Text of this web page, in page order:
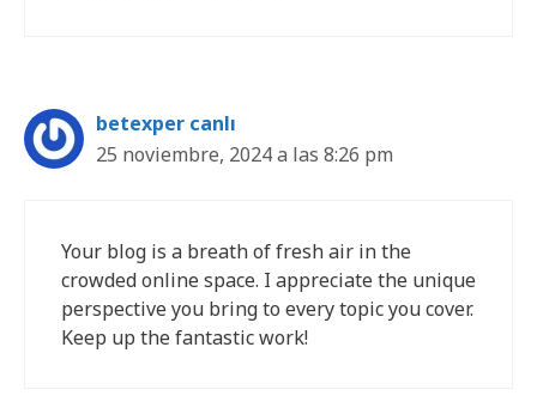
betexper canlı
25 noviembre, 2024 a las 8:26 pm
Your blog is a breath of fresh air in the
crowded online space. I appreciate the unique
perspective you bring to every topic you cover.
Keep up the fantastic work!